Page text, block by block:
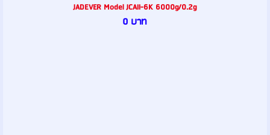
JADEVER Model JCAII-6K 6000g/0.2g
0 บาท